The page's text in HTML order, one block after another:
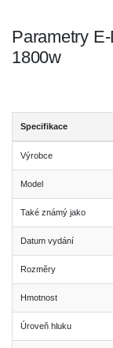
Parametry
1800w
Specifikace
Výrobce
Model
Také známý jako
Datum vydání
Rozměry
Hmotnost
Úroveň hluku